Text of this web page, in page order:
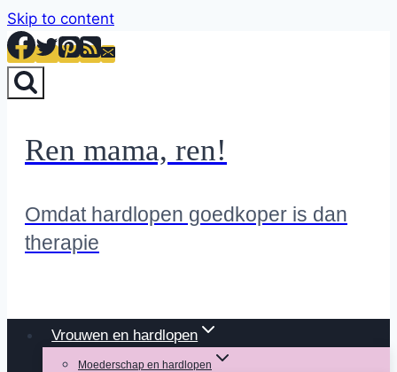
Skip to content
Ren mama, ren!
Omdat hardlopen goedkoper is dan
therapie
Vrouwen en hardlopen
Moederschap en hardlopen